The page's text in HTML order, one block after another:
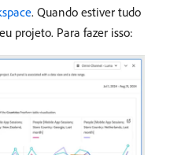
. Quando estiver tudo
projeto. Para fazer isso: